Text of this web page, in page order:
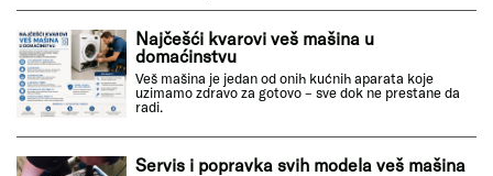
Najčešći kvarovi veš mašina u
domaćinstvu
Veš mašina je jedan od onih kućnih aparata koje
uzimamo zdravo za gotovo – sve dok ne prestane da
radi.
Servis i popravka svih modela veš mašina